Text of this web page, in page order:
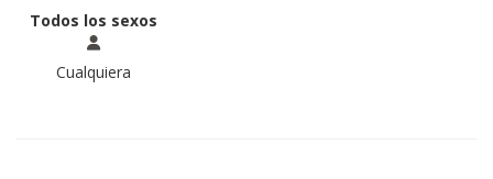
Todos los sexos
Cualquiera